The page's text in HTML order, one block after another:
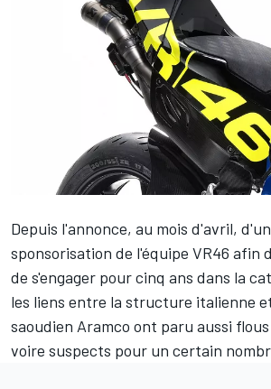
Depuis l'annonce, au mois d'avril,
sponsorisation de l'équipe VR46 afin
de s'engager pour cinq ans dans la
les liens entre la structure italienne
saoudien Aramco ont paru aussi
voire suspects pour un certain